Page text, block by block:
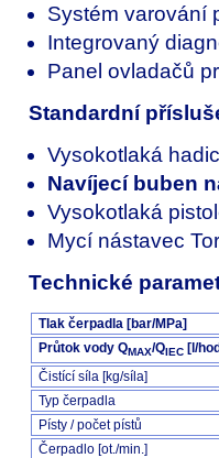
Systém varování
Integrovaný
Panel ovladačů
Standardní
Vysokotlaká
Navíjecí buben
Vysokotlaká
Mycí nástavec
Technické
Tlak čerpadla [bar/MPa]
Průtok vody QMAX/QIEC [l/
Čistící síla [kg/síla]
Typ čerpadla
Písty / počet pístů
Čerpadlo [ot./min.]